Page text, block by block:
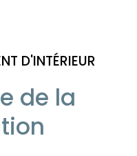
D'INTÉRIEUR
de la